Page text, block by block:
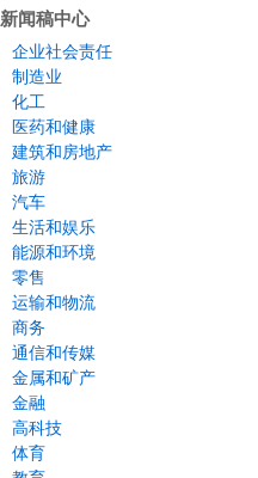
新闻稿中心
企业社会责任
制造业
化工
医药和健康
建筑和房地产
旅游
汽车
生活和娱乐
能源和环境
零售
运输和物流
商务
通信和传媒
金属和矿产
金融
高科技
体育